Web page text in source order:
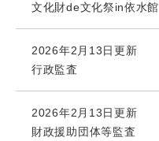
文化財de文化祭in依水館
2026年2月13日更新
行政監査
2026年2月13日更新
財政援助団体等監査